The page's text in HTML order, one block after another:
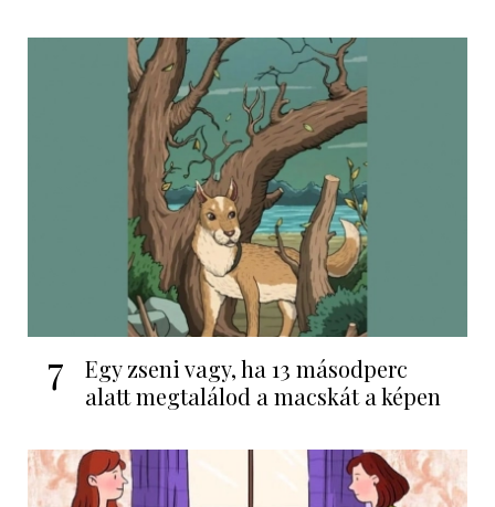
7
Egy zseni vagy, ha 13 másodperc
alatt megtalálod a macskát a képen